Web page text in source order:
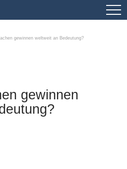
gewinnen weltweit an Bedeutung?
gewinnen